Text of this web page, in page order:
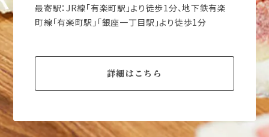
最寄駅：JR線「有楽町駅」より徒歩1分、地下鉄有楽
町線「有楽町駅」「銀座一丁目駅」より徒歩1分
詳細はこちら